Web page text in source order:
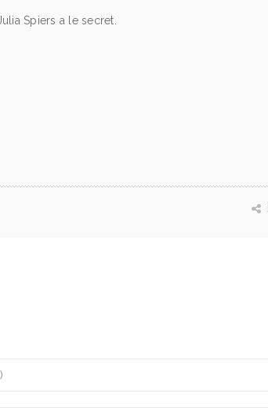
Spiers a le secret.